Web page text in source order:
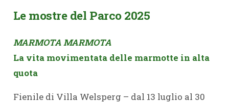
Le mostre del Parco 2025
MARMOTA MARMOTA
La vita movimentata delle marmotte in alta
quota
Fienile di Villa Welsperg – dal 13 luglio al 30